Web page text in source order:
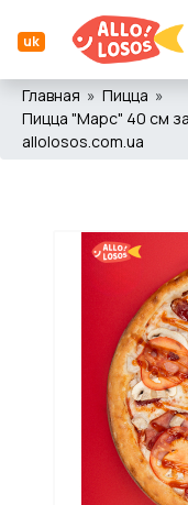
uk
Главная
Пицца
Пицца "Марс" 40 см
allolosos.com.ua